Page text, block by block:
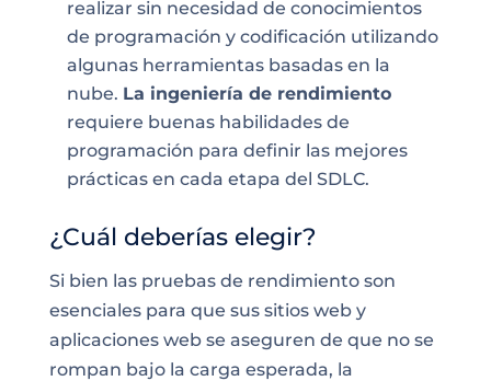
realizar sin necesidad de conocimientos
de programación y codificación utilizando
algunas herramientas basadas en la
nube. La ingeniería de rendimiento
requiere buenas habilidades de
programación para definir las mejores
prácticas en cada etapa del SDLC.
¿Cuál deberías elegir?
Si bien las pruebas de rendimiento son
esenciales para que sus sitios web y
aplicaciones web se aseguren de que no se
rompan bajo la carga esperada, la